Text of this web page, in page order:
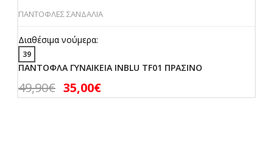
ΠΑΝΤΟΦΛΕΣ ΣΑΝΔΑΛΙΑ
Διαθέσιμα νούμερα:
39
ΠΑΝΤΟΦΛΑ ΓΥΝΑΙΚΕΙΑ INBLU TF01 ΠΡΑΣΙΝΟ
49,90€ 35,00€